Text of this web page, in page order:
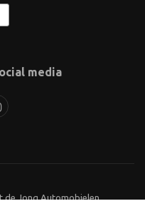
media
de Jong Automobielen